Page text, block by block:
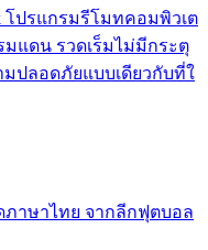
โปรแกรมรีโมทคอมพิวเต
แดน รวดเร็มไม่มีกระตุ
ปลอดภัยแบบเดียวกับที่ใ
ภาษาไทย จากลีกฟุตบอล